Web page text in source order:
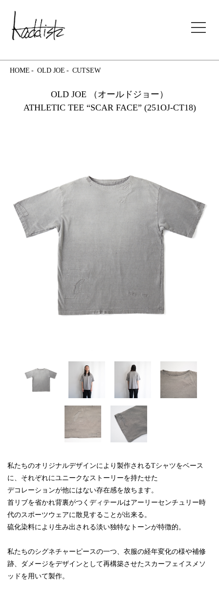
kaddish development store
HOME OLD JOE CUTSEW
OLD JOE （オールドジョー）
ATHLETIC TEE “SCAR FACE” (251OJ-CT18)
私たちのオリジナルデザインにより製作されるTシャツをベース
に、それぞれにユニークなストーリーを持たせた
デコレーションが他にはない存在感を放ちます。
首リブを省かれ背裏がつくディテールはアーリーセンチュリー時
代のスポーツウェアに散見することが出来る。
硫化染料により生み出される淡い独特なトーンが特徴的。
私たちのシグネチャーピースの一つ、衣服の経年変化の様や補修
跡、ダメージをデザインとして再構築させたスカーフェイスメソ
ッドを用いて製作。